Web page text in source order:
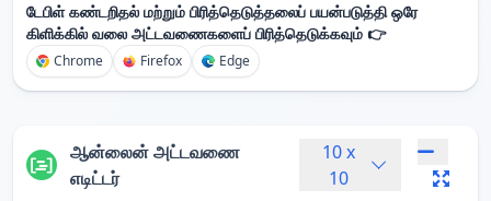
டேபிள் கண்டறிதல் மற்றும் பிரித்தெடுத்தலைப் பயன்படுத்தி ஒரே
கிளிக்கில் வலை அட்டவணைகளைப் பிரித்தெடுக்கவும் 👉
Chrome Firefox Edge
ஆன்லைன் அட்டவணை
எடிட்டர்
10x
10